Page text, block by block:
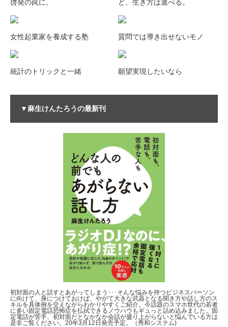
啓発の罠に。 ど、生き方は選べる。
女性起業家を養成する塾 質問では導き出せないモノ
統計のトリックと一緒 願望実現したいなら
▼麻生けんたろうの最新刊
初対面の人と話すとあがってしまう･･･そんな悩みを持つビジネスパーソン
に向けて、身につけておけば、やがて大きな武器となる聞き方や話し方のス
キルを具体例を交えながらわかりやすくご紹介。今話題のスマホ世代の若者
に多い固定電話恐怖症を払拭できるノウハウもギュっと詰め込みました。固
定電話が苦手、初対面だとなかなか会話が盛り上がらないと悩んでいる方は
是非ご覧ください。20年3月12日発売予定。（秀和システム)